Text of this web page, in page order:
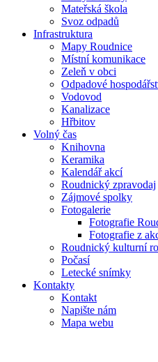
Mateřská škola
Svoz odpadů
Infrastruktura
Mapy Roudnice
Místní komunikace
Zeleň v obci
Odpadové
Vodovod
Kanalizace
Hřbitov
Volný čas
Knihovna
Keramika
Kalendář akcí
Roudnický zpravodaj
Zájmové spolky
Fotogalerie
Fotografie
Fotografie z
Roudnický kulturní
Počasí
Letecké snímky
Kontakty
Kontakt
Napište nám
Mapa webu